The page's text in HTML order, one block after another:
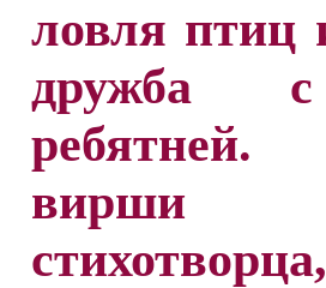
ловля птиц
дружба с
вирши